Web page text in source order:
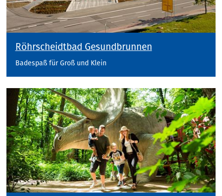
Röhrscheidtbad Gesundbrunnen
Badespaß für Groß und Klein